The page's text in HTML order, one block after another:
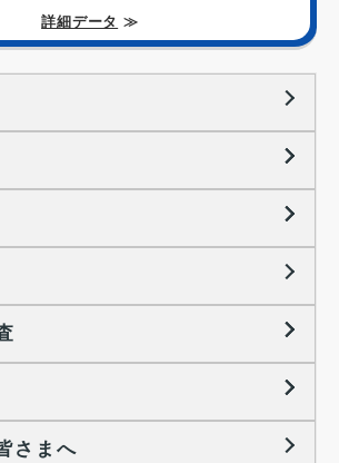
詳細データ ≫
査
査
特徴
移動レポート
るレポート
査
るレポート
後の就業
研究
事
さまへ